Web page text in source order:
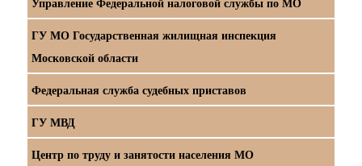
ГУ МО Государственная жилищная инспекция
Московской области
Федеральная служба судебных приставов
ГУ МВД
Центр по труду и занятости населения МО